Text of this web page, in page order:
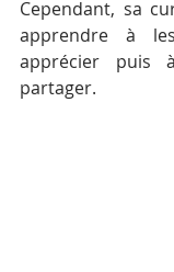
Cependant, sa
apprendre à
apprécier puis
partager.